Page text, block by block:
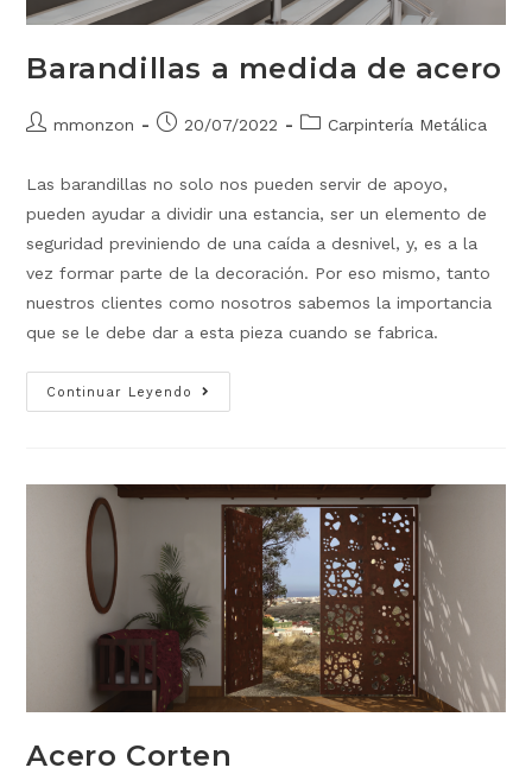
Barandillas a medida de acero
mmonzon 20/07/2022 Carpintería Metálica
Las barandillas no solo nos pueden servir de apoyo,
pueden ayudar a dividir una estancia, ser un elemento de
seguridad previniendo de una caída a desnivel, y, es a la
vez formar parte de la decoración. Por eso mismo, tanto
nuestros clientes como nosotros sabemos la importancia
que se le debe dar a esta pieza cuando se fabrica.
Continuar Leyendo
Acero Corten